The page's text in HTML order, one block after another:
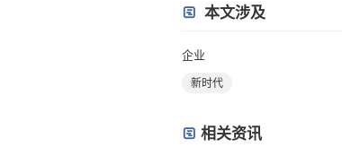
本文涉及
企业
新时代
相关资讯